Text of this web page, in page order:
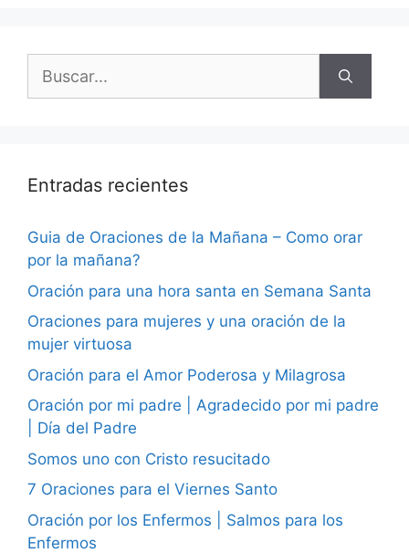
Entradas recientes
Guia de Oraciones de la Mañana – Como orar
por la mañana?
Oración para una hora santa en Semana Santa
Oraciones para mujeres y una oración de la
mujer virtuosa
Oración para el Amor Poderosa y Milagrosa
Oración por mi padre | Agradecido por mi padre
| Día del Padre
Somos uno con Cristo resucitado
7 Oraciones para el Viernes Santo
Oración por los Enfermos | Salmos para los
Enfermos